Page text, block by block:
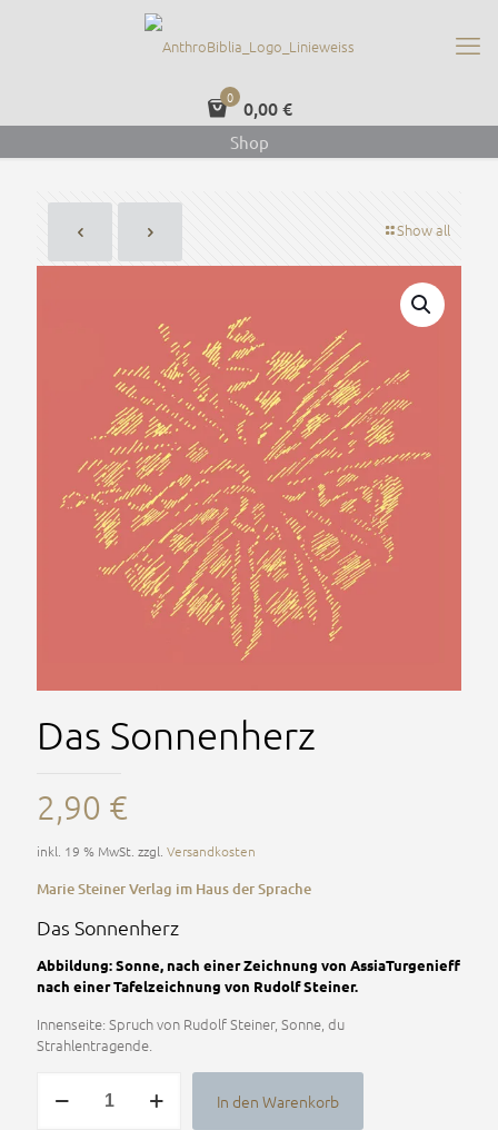
0 0,00 €
Shop
Show all
Das Sonnenherz
2,90 €
inkl. 19 % MwSt. zzgl. Versandkosten
Marie Steiner Verlag im Haus der Sprache
Das Sonnenherz
Abbildung: Sonne, nach einer Zeichnung von AssiaTurgenieff
nach einer Tafelzeichnung von Rudolf Steiner.
Innenseite: Spruch von Rudolf Steiner, Sonne, du
Strahlentragende.
Sonnenherz
In den Warenkorb
Alternative: